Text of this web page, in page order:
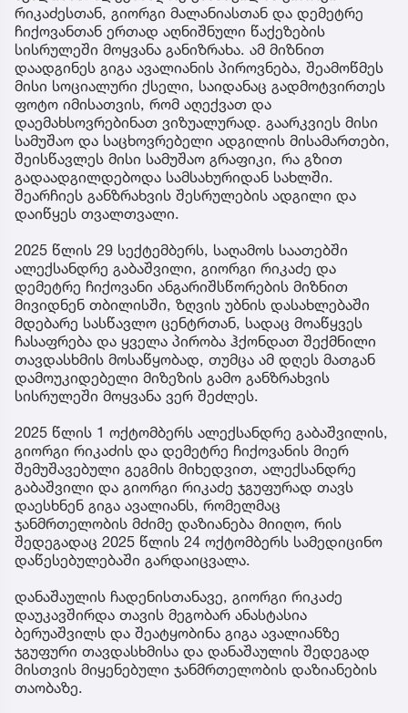
რიკაძესთან, გიორგი მალანიასთან და დემეტრე
ჩიქოვანთან ერთად აღნიშნული წაქეზების
სისრულეში მოყვანა განიზრახა. ამ მიზნით
დაადგინეს გიგა ავალიანის პიროვნება, შეამოწმეს
მისი სოციალური ქსელი, საიდანაც გადმოტვირთეს
ფოტო იმისათვის, რომ აღექვათ და
დაემახსოვრებინათ ვიზუალურად. გაარკვიეს მისი
სამუშაო და საცხოვრებელი ადგილის მისამართები,
შეისწავლეს მისი სამუშაო გრაფიკი, რა გზით
გადაადგილდებოდა სამსახურიდან სახლში.
შეარჩიეს განზრახვის შესრულების ადგილი და
დაიწყეს თვალთვალი.
2025 წლის 29 სექტემბერს, საღამოს საათებში
ალექსანდრე გაბაშვილი, გიორგი რიკაძე და
დემეტრე ჩიქოვანი ანგარიშსწორების მიზნით
მივიდნენ თბილისში, ზღვის უბნის დასახლებაში
მდებარე სასწავლო ცენტრთან, სადაც მოაწყვეს
ჩასაფრება და ყველა პირობა ჰქონდათ შექმნილი
თავდასხმის მოსაწყობად, თუმცა ამ დღეს მათგან
დამოუკიდებელი მიზეზის გამო განზრახვის
სისრულეში მოყვანა ვერ შეძლეს.
2025 წლის 1 ოქტომბერს ალექსანდრე გაბაშვილის,
გიორგი რიკაძის და დემეტრე ჩიქოვანის მიერ
შემუშავებული გეგმის მიხედვით, ალექსანდრე
გაბაშვილი და გიორგი რიკაძე ჯგუფურად თავს
დაესხნენ გიგა ავალიანს, რომელმაც
ჯანმრთელობის მძიმე დაზიანება მიიღო, რის
შედეგადაც 2025 წლის 24 ოქტომბერს სამედიცინო
დაწესებულებაში გარდაიცვალა.
დანაშაულის ჩადენისთანავე, გიორგი რიკაძე
დაუკავშირდა თავის მეგობარ ანასტასია
ბერუაშვილს და შეატყობინა გიგა ავალიანზე
ჯგუფური თავდასხმისა და დანაშაულის შედეგად
მისთვის მიყენებული ჯანმრთელობის დაზიანების
თაობაზე.